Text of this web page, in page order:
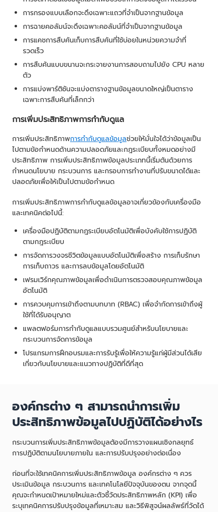
การกรองแบบเลือกจะดึงเฉพาะแถวที่จำเป็นจากฐานข้อมูล
การฉายคอลัมน์จะดึงเฉพาะคอลัมน์ที่จำเป็นจากฐานข้อมูล
การแคชการสืบค้นเก็บการสืบค้นที่ใช้บ่อยในหน่วยความจำที่
รวดเร็ว
การสืบค้นแบบขนานจะกระจายงานการสอบถามไปยัง CPU หลาย
ตัว
การแบ่งพาร์ติชันจะแบ่งตารางฐานข้อมูลขนาดใหญ่เป็นตาราง
เฉพาะการสืบค้นที่เล็กกว่า
การเพิ่มประสิทธิภาพการกำกับดูแล
การเพิ่มประสิทธิภาพการกำกับดูแลข้อมูลช่วยให้มั่นใจได้ว่าข้อมูลเป็น
ไปตามข้อกำหนดด้านความปลอดภัยและกฎระเบียบทั้งหมดอย่างมี
ประสิทธิภาพ การเพิ่มประสิทธิภาพข้อมูลประเภทนี้เริ่มต้นด้วยการ
กำหนดนโยบาย กระบวนการ และกรอบการทำงานที่ปรับขนาดได้และ
ปลอดภัยเพื่อให้เป็นไปตามข้อกำหนด
การเพิ่มประสิทธิภาพการกำกับดูแลข้อมูลอาจเกี่ยวข้องกับเครื่องมือ
และเทคนิคต่อไปนี้:
เครื่องมือปฏิบัติตามกฎระเบียบอัตโนมัติเพื่อบังคับใช้การปฏิบัติ
ตามกฎระเบียบ
การจัดการวงจรชีวิตข้อมูลแบบอัตโนมัติเพื่อสร้าง การเก็บรักษา
การเก็บถาวร และการลบข้อมูลโดยอัตโนมัติ
เฟรมเวิร์กคุณภาพข้อมูลเพื่อดำเนินการตรวจสอบคุณภาพข้อมูล
อัตโนมัติ
การควบคุมการเข้าถึงตามบทบาท (RBAC) เพื่อจำกัดการเข้าถึงผู้
ใช้ที่ได้รับอนุญาต
แพลตฟอร์มการกำกับดูแลแบบรวมศูนย์สำหรับนโยบายและ
กระบวนการจัดการข้อมูล
โปรแกรมการฝึกอบรมและการรับรู้เพื่อให้ความรู้แก่ผู้มีส่วนได้เสีย
เกี่ยวกับนโยบายและแนวทางปฏิบัติที่ดีที่สุด
องค์กรต่าง ๆ สามารถนำการเพิ่ม
ประสิทธิภาพข้อมูลไปปฏิบัติได้อย่างไร
กระบวนการเพิ่มประสิทธิภาพข้อมูลต้องมีการวางแผนเชิงกลยุทธ์
การปฏิบัติตามนโยบายภายใน และการปรับปรุงอย่างต่อเนื่อง
ก่อนที่จะใช้เทคนิคการเพิ่มประสิทธิภาพข้อมูล องค์กรต่าง ๆ ควร
ประเมินข้อมูล กระบวนการ และเทคโนโลยีปัจจุบันของตน จากจุดนี้
คุณจะกำหนดเป้าหมายใหม่และตัวชี้วัดประสิทธิภาพหลัก (KPI) เพื่อ
ระบุเทคนิคการปรับปรุงข้อมูลที่เหมาะสม และวิธีพิสูจน์ผลลัพธ์ที่วัดได้